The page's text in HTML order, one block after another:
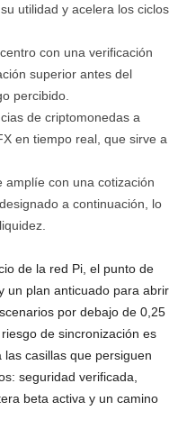
utilidad y acelera los ciclos
con una verificación
superior antes del
percibido.
de criptomonedas a
en tiempo real, que sirve a
amplíe con una cotización
a continuación, lo
de la red Pi, el punto de
un plan anticuado para abrir
por debajo de 0,25
de sincronización es
casillas que persiguen
seguridad verificada,
beta activa y un camino